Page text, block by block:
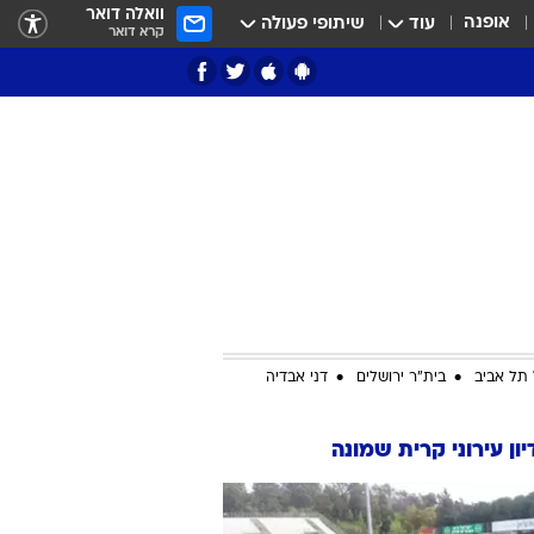
אופנה עוד שיתופי פעולה וואלה דואר
קרא דואר
תל אביב בית"ר ירושלים דני אבדיה
עירוני קרית שמונה